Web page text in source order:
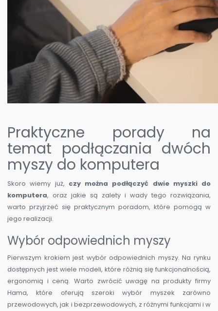
Praktyczne porady na
temat podłączania dwóch
myszy do komputera
Skoro wiemy już, czy można podłączyć dwie myszki do
komputera, oraz jakie są zalety i wady tego rozwiązania,
warto przyjrzeć się praktycznym poradom, które pomogą w
jego realizacji.
Wybór odpowiednich myszy
Pierwszym krokiem jest wybór odpowiednich myszy. Na rynku
dostępnych jest wiele modeli, które różnią się funkcjonalnością,
ergonomią i ceną. Warto zwrócić uwagę na produkty firmy
Hama, które oferują szeroki wybór myszek zarówno
przewodowych, jak i bezprzewodowych, z różnymi funkcjami i w